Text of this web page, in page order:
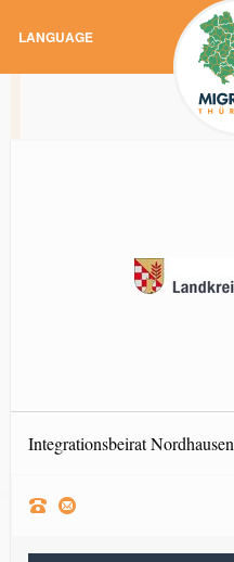
LANGUAGE
Integrationsbeirat Nordhausen